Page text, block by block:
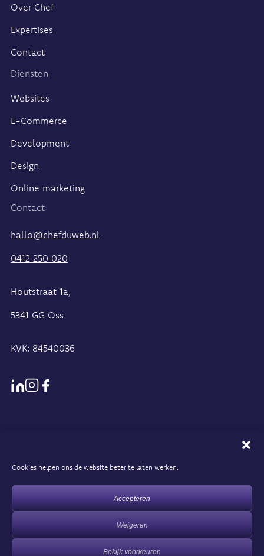
Cookies helpen ons de website beter te laten werken.
Accepteren
Weigeren
Bekijk voorkeuren
Over Chef
Expertises
Contact
Diensten
Websites
E-Commerce
Development
Design
Online marketing
Contact
hallo@chefduweb.nl
0412 250 020
Houtstraat 1a,
5341 GG Oss
KVK: 84540036
Privacyverklaring
Cookiebeleid